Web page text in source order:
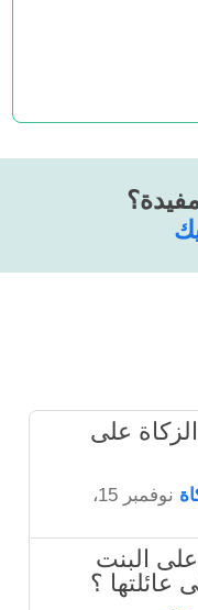
الزكاة على
نوفمبر 15،
على البنت
عائلتها ؟